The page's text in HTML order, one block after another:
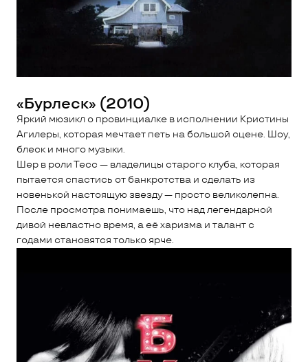
«Бурлеск» (2010)
Яркий мюзикл о провинциалке в исполнении Кристины
Агилеры, которая мечтает петь на большой сцене. Шоу,
блеск и много музыки.
Шер в роли Тесс — владелицы старого клуба, которая
пытается спастись от банкротства и сделать из
новенькой настоящую звезду — просто великолепна.
После просмотра понимаешь, что над легендарной
дивой невластно время, а её харизма и талант с
годами становятся только ярче.